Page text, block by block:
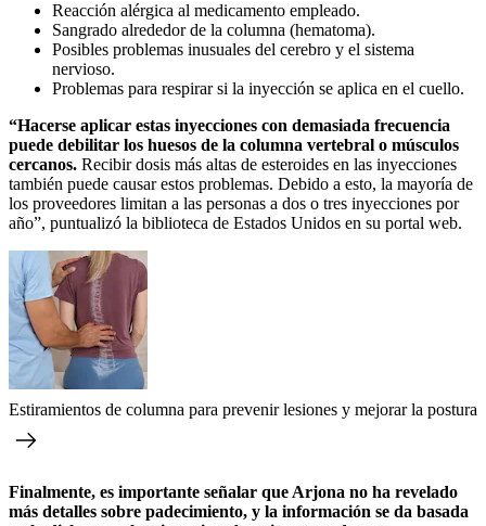
Reacción alérgica al medicamento empleado.
Sangrado alrededor de la columna (hematoma).
Posibles problemas inusuales del cerebro y el sistema
nervioso.
Problemas para respirar si la inyección se aplica en el cuello.
“Hacerse aplicar estas inyecciones con demasiada frecuencia
puede debilitar los huesos de la columna vertebral o músculos
cercanos. Recibir dosis más altas de esteroides en las inyecciones
también puede causar estos problemas. Debido a esto, la mayoría de
los proveedores limitan a las personas a dos o tres inyecciones por
año”, puntualizó la biblioteca de Estados Unidos en su portal web.
Estiramientos de columna para prevenir lesiones y mejorar la postura
Finalmente, es importante señalar que Arjona no ha revelado
más detalles sobre padecimiento, y la información se da basada